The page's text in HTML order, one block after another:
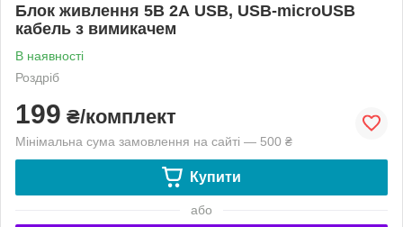
Блок живлення 5В 2А USB, USB-microUSB
кабель з вимикачем
В наявності
Роздріб
199 ₴/комплект
Мінімальна сума замовлення на сайті — 500 ₴
Купити
або